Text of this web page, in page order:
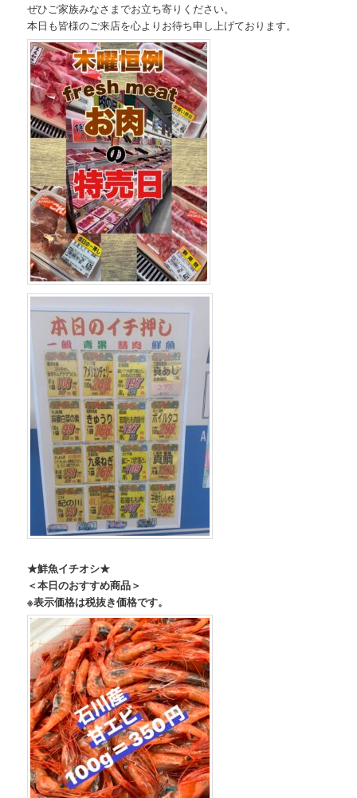
ぜひご家族みなさまでお立ち寄りください。
本日も皆様のご来店を心よりお待ち申し上げております。
★鮮魚イチオシ★
＜本日のおすすめ商品＞
※表示価格は税抜き価格です。